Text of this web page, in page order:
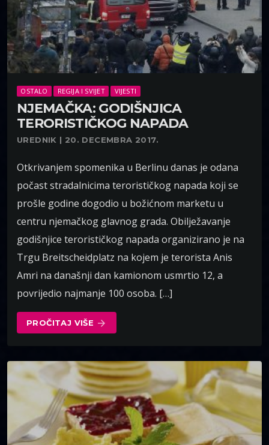
OSTALO REGIJA I SVIJET VIJESTI
NJEMAČKA: GODIŠNJICA
TERORISTIČKOG NAPADA
UREDNIK | 20. DECEMBRA 2017.
Otkrivanjem spomenika u Berlinu danas je odana
počast stradalnicima terorističkog napada koji se
prošle godine dogodio u božićnom marketu u
centru njemačkog glavnog grada. Obilježavanje
godišnjice terorističkog napada organizirano je na
Trgu Breitscheidplatz na kojem je terorista Anis
Amri na današnji dan kamionom usmrtio 12, a
povrijedio najmanje 100 osoba. […]
PROČITAJ VIŠE arrow_forward